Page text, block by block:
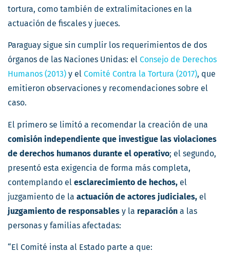
tortura, como también de extralimitaciones en la
actuación de fiscales y jueces.
Paraguay sigue sin cumplir los requerimientos de dos
órganos de las Naciones Unidas: el Consejo de Derechos
Humanos (2013) y el Comité Contra la Tortura (2017), que
emitieron observaciones y recomendaciones sobre el
caso.
El primero se limitó a recomendar la creación de una
comisión independiente que investigue las violaciones
de derechos humanos durante el operativo; el segundo,
presentó esta exigencia de forma más completa,
contemplando el esclarecimiento de hechos, el
juzgamiento de la actuación de actores judiciales, el
juzgamiento de responsables y la reparación a las
personas y familias afectadas:
“El Comité insta al Estado parte a que: